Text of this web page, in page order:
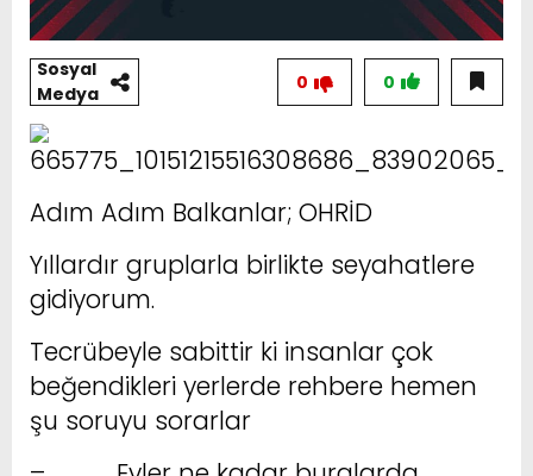
Sosyal
Medya
0
0
Adım Adım Balkanlar; OHRİD
Yıllardır gruplarla birlikte seyahatlere
gidiyorum.
Tecrübeyle sabittir ki insanlar çok
beğendikleri yerlerde rehbere hemen
şu soruyu sorarlar